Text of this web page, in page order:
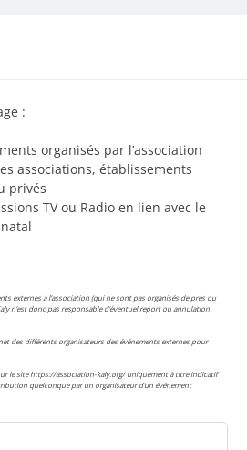
:
organisés par l’association
associations, établissements
privés
TV ou Radio en lien avec le
externes à l’association (qui ne sont pas organisés de près ou
n’est donc pas responsable d’éventuel report ou annulation
des différents organisateurs des événements externes pour
le site https://association-kaly.org/ uniquement à titre indicatif
quelconque par un organisateur d’un événement